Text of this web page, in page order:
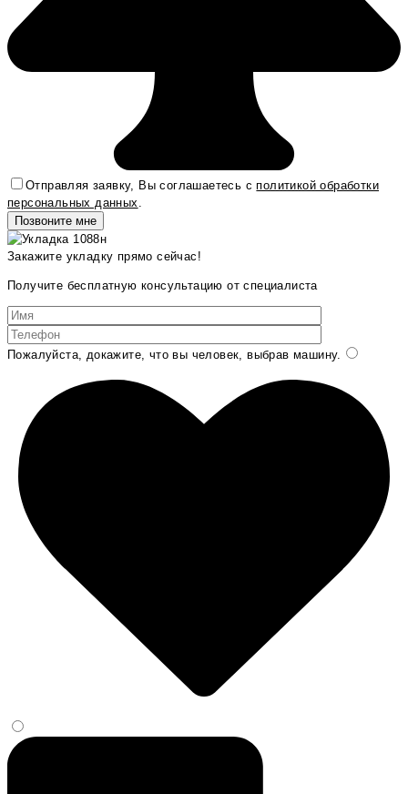
Отправляя заявку, Вы соглашаетесь сполитикой обработки
персональных данных
Закажите укладку прямо сейчас!
Получите бесплатную консультацию от специалиста
Пожалуйста, докажите, что вы человек, выбрав машину.